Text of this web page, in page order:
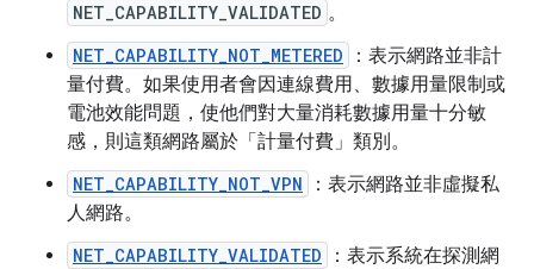
NET_CAPABILITY_VALIDATED 。
NET_CAPABILITY_NOT_METERED
：表示網路並非計
量付費。如果使用者會因連線費用、數據用量限制或
電池效能問題，使他們對大量消耗數據用量十分敏
感，則這類網路屬於「計量付費」類別。
NET_CAPABILITY_NOT_VPN
：表示網路並非虛擬私
人網路。
NET_CAPABILITY_VALIDATED
：表示系統在探測網